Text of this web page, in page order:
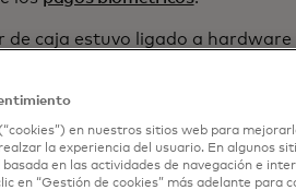
caja estuvo ligado a hardware
soluciones de aceptación
dueños de negocios aceptar
de hardware adicional.
discuten el futuro del
en línea y fuera de línea, con
en nuestros sitios web para
la experiencia del usuario. En algunos
en las actividades de navegación e
en “Gestión de cookies” más adelante para